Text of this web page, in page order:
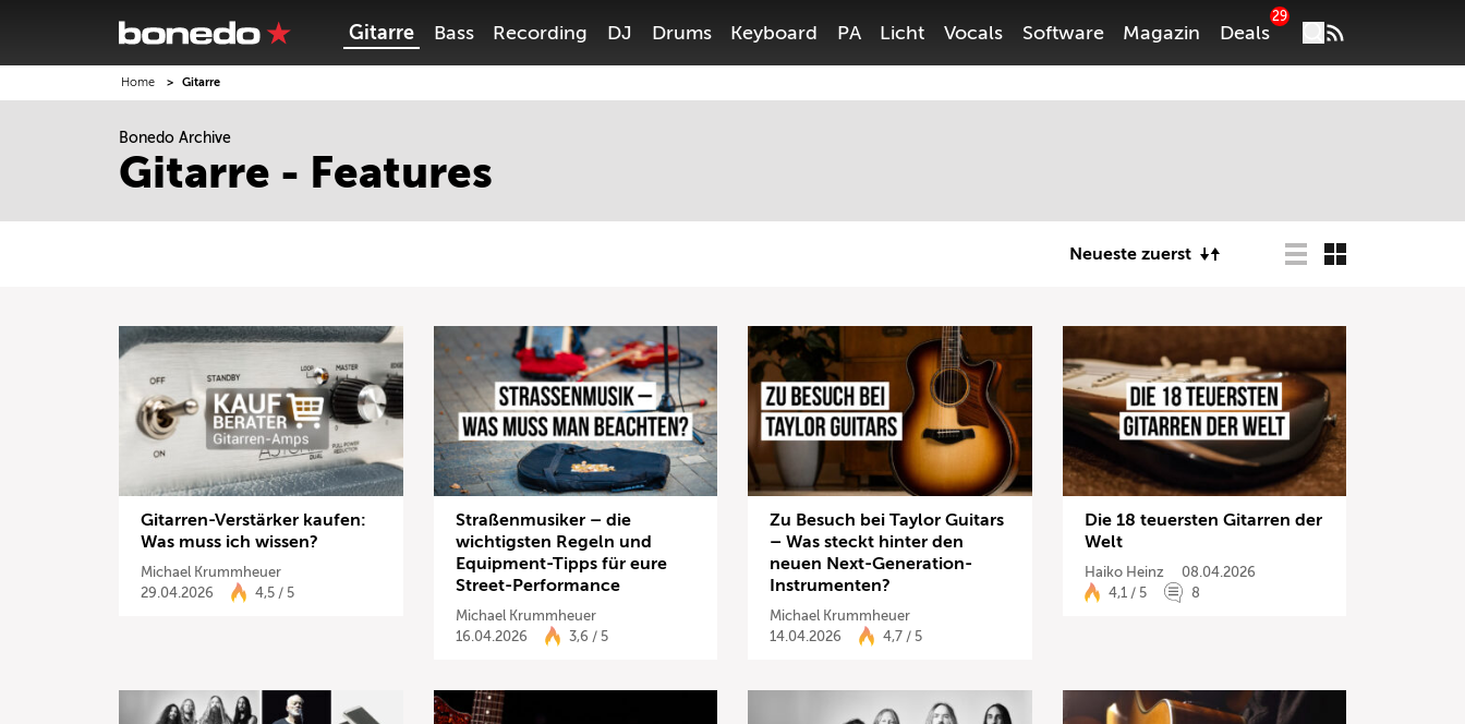
Gitarre Bass Recording DJ Drums Keyboard PA Licht Vocals Software Magazin Deals
29
Home Gitarre
Bonedo Archive
Gitarre - Features
Neueste zuerst
Gitarren-Verstärker kaufen:
Was muss ich wissen?
Michael Krummheuer
29.04.2026
4,5 / 5
Straßenmusiker – die
wichtigsten Regeln und
Equipment-Tipps für eure
Street-Performance
Michael Krummheuer
16.04.2026
3,6 / 5
Zu Besuch bei Taylor Guitars
– Was steckt hinter den
neuen Next-Generation-
Instrumenten?
Michael Krummheuer
14.04.2026
4,7 / 5
Die 18 teuersten Gitarren der
Welt
Haiko Heinz
08.04.2026
4,1 / 5
8